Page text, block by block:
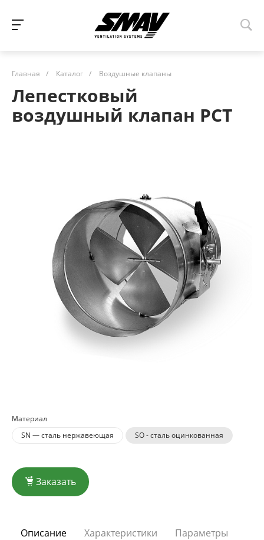
Главная / Каталог / Воздушные клапаны
Лепестковый
воздушный клапан PCT
Материал
SN — сталь нержавеющая
SO - сталь оцинкованная
Заказать
Описание Характеристики Параметры